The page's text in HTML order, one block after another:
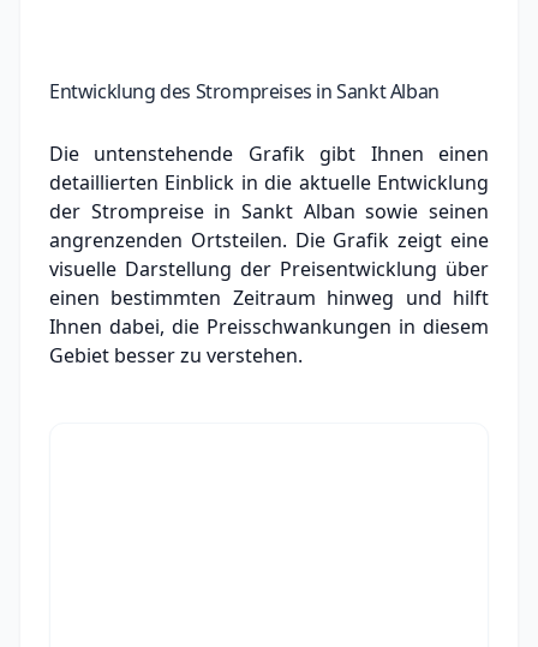
Entwicklung des Strompreises in Sankt Alban
Die untenstehende Grafik gibt Ihnen einen
detaillierten Einblick in die aktuelle Entwicklung
der Strompreise in Sankt Alban sowie seinen
angrenzenden Ortsteilen. Die Grafik zeigt eine
visuelle Darstellung der Preisentwicklung über
einen bestimmten Zeitraum hinweg und hilft
Ihnen dabei, die Preisschwankungen in diesem
Gebiet besser zu verstehen.